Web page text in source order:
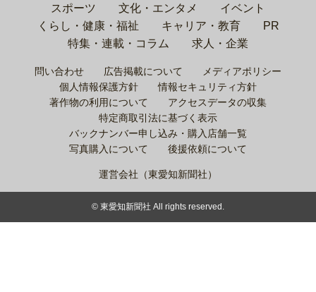
スポーツ
文化・エンタメ
イベント
くらし・健康・福祉
キャリア・教育
PR
特集・連載・コラム
求人・企業
問い合わせ 広告掲載について
メディアポリシー
個人情報保護方針
情報セキュリティ方針
著作物の利用について
アクセスデータの収集
特定商取引法に基づく表示
バックナンバー申し込み・購入店舗一覧
写真購入について
後援依頼について
運営会社（東愛知新聞社）
© 東愛知新聞社 All rights reserved.